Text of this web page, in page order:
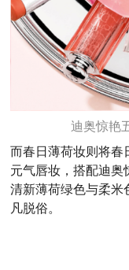
迪奥惊艳
而春日薄荷妆则将春
元气唇妆，搭配迪奥
清新薄荷绿色与柔米
凡脱俗。